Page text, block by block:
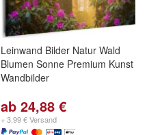
Leinwand Bilder Natur Wald
Blumen Sonne Premium Kunst
Wandbilder
ab 24,88 €
+ 3,99 € Versand